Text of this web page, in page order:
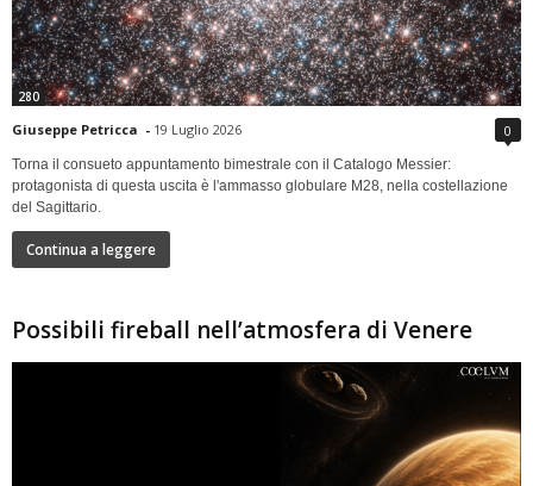
280
Giuseppe Petricca - 19 Luglio 2026 0
Torna il consueto appuntamento bimestrale con il Catalogo Messier:
protagonista di questa uscita è l'ammasso globulare M28, nella costellazione
del Sagittario.
Continua a leggere
Possibili fireball nell’atmosfera di Venere